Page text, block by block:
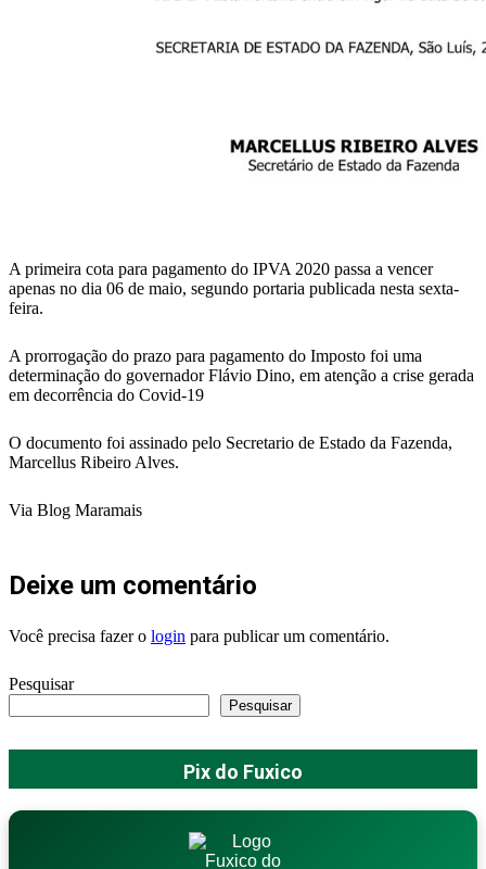
A primeira cota para pagamento do IPVA 2020 passa a vencer
apenas no dia 06 de maio, segundo portaria publicada nesta sexta-
feira.
A prorrogação do prazo para pagamento do Imposto foi uma
determinação do governador Flávio Dino, em atenção a crise gerada
em decorrência do Covid-19
O documento foi assinado pelo Secretario de Estado da Fazenda,
Marcellus Ribeiro Alves.
Via Blog Maramais
Deixe um comentário
Você precisa fazer o login para publicar um comentário.
Pesquisar
Pesquisar
Pix do Fuxico